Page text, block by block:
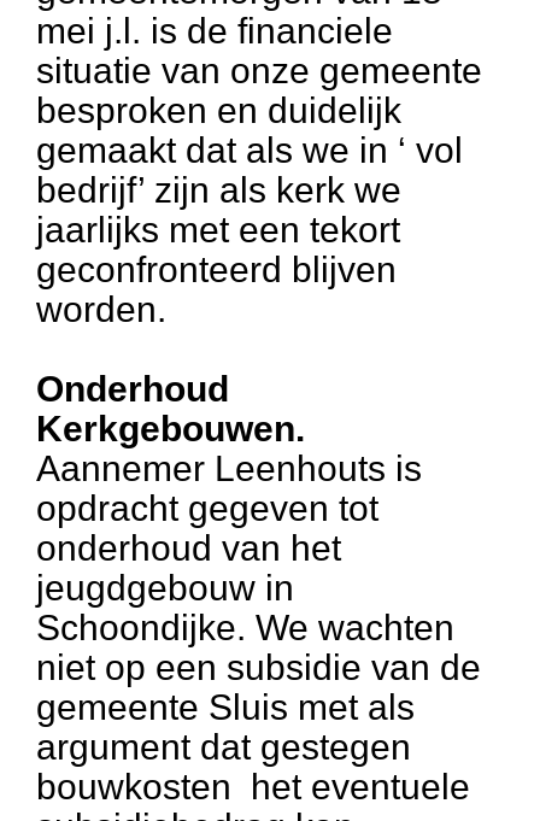
mei j.l. is de financiele
situatie van onze gemeente
besproken en duidelijk
gemaakt dat als we in ‘ vol
bedrijf’ zijn als kerk we
jaarlijks met een tekort
geconfronteerd blijven
worden.
Onderhoud
Kerkgebouwen.
Aannemer Leenhouts is
opdracht gegeven tot
onderhoud van het
jeugdgebouw in
Schoondijke. We wachten
niet op een subsidie van de
gemeente Sluis met als
argument dat gestegen
bouwkosten het eventuele